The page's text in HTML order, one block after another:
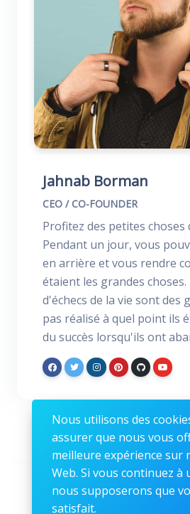
Jahnab Borman
CEO / CO-FOUNDER
Profitez des petites choses
Pendant un jour, vous
en arrière et vous rendre
étaient les grandes choses.
d'échecs de la vie sont des
pas réalisé à quel point ils
du succès lorsqu'ils ont
Suivez-
Nous utilisons des
assurer que nous vous
meilleure expérience sur
Web. Si vous continuez à
nous supposerons que
satisfait.